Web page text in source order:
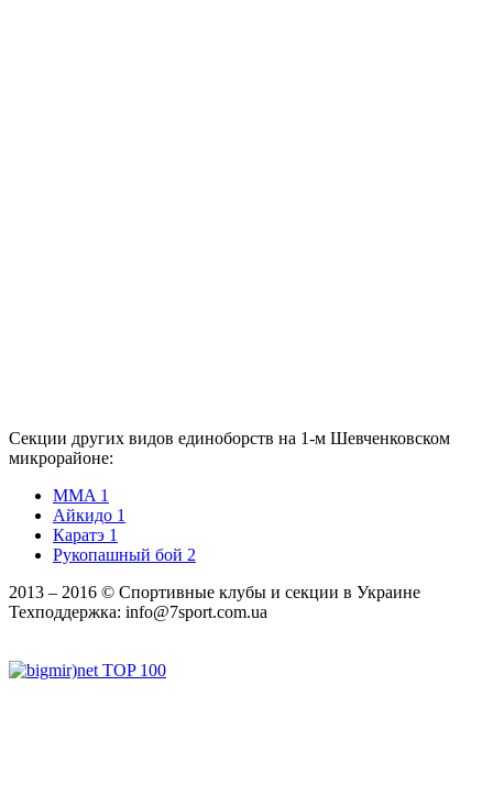
Секции других видов единоборств на 1-м Шевченковском
микрорайоне:
MMA 1
Айкидо 1
Каратэ 1
Рукопашный бой 2
2013 ‒ 2016 © Спортивные клубы и секции в Украине
Техподдержка: info@7sport.com.ua